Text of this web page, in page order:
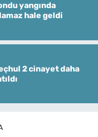
yangında
hale geldi
2 cinayet daha